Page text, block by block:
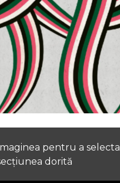
pentru a selecta
dorită